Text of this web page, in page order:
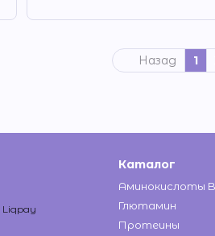
Назад 1
Каталог
Аминокислоты
Глютамин
Протеины